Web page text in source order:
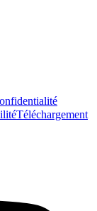
Téléchargement